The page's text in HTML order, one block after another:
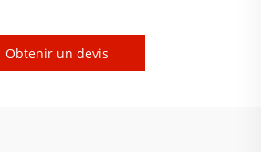
Obtenir un devis